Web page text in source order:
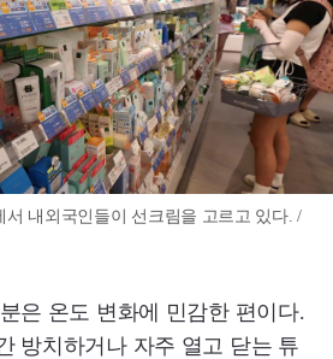
내외국인들이 선크림을 고르고 있다. /
은 온도 변화에 민감한 편이다.
방치하거나 자주 열고 닫는 튜